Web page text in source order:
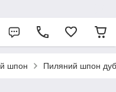
шпон Пиляний шпон